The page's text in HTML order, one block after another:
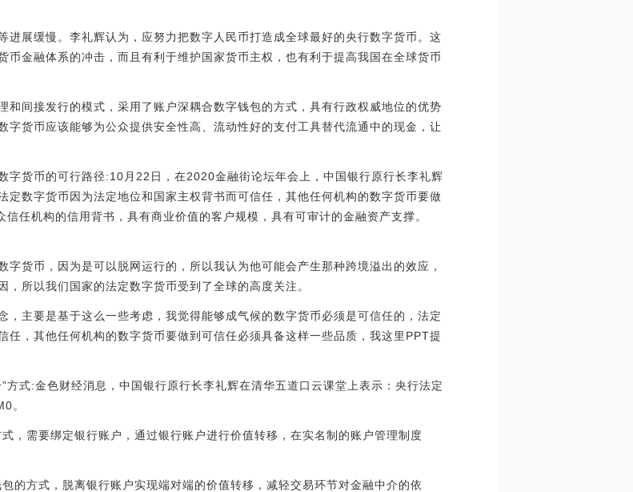
进展缓慢。李礼辉认为，应努力把数字人民币打造成全球最好的央行数字货币。这
币金融体系的冲击，而且有利于维护国家货币主权，也有利于提高我国在全球货币
和间接发行的模式，采用了账户深耦合数字钱包的方式，具有行政权威地位的优势
字货币应该能够为公众提供安全性高、流动性好的支付工具替代流通中的现金，让
字货币的可行路径:10月22日，在2020金融街论坛年会上，中国银行原行长李礼辉
定数字货币因为法定地位和国家主权背书而可信任，其他任何机构的数字货币要做
任机构的信用背书，具有商业价值的客户规模，具有可审计的金融资产支撑。
货币，因为是可以脱网运行的，所以我认为他可能会产生那种跨境溢出的效应，
所以我们国家的法定数字货币受到了全球的高度关注。
，主要是基于这么一些考虑，我觉得能够成气候的数字货币必须是可信任的，法定
任，其他任何机构的数字货币要做到可信任必须具备这样一些品质，我这里PPT提
方式:金色财经消息，中国银行原行长李礼辉在清华五道口云课堂上表示：央行法定
。
，需要绑定银行账户，通过银行账户进行价值转移，在实名制的账户管理制度
的方式，脱离银行账户实现端对端的价值转移，减轻交易环节对金融中介的依